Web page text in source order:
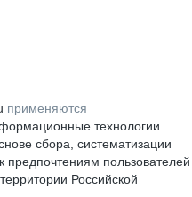
применяются
технологии
сбора, систематизации
предпочтениям пользователей
Российской